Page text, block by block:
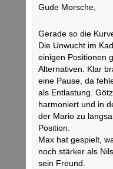
Gude Morsche,
Gerade so die
Die Unwucht im
einigen Positionen
Alternativen. Klar
eine Pause, da
als Entlastung.
harmoniert und in
der Mario zu
Position.
Max hat gespielt,
noch stärker als
sein Freund.